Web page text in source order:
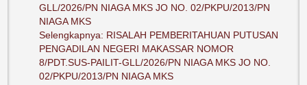
GLL/2026/PN NIAGA MKS JO NO. 02/PKPU/2013/PN
NIAGA MKS
Selengkapnya: RISALAH PEMBERITAHUAN PUTUSAN
PENGADILAN NEGERI MAKASSAR NOMOR
8/PDT.SUS-PAILIT-GLL/2026/PN NIAGA MKS JO NO.
02/PKPU/2013/PN NIAGA MKS